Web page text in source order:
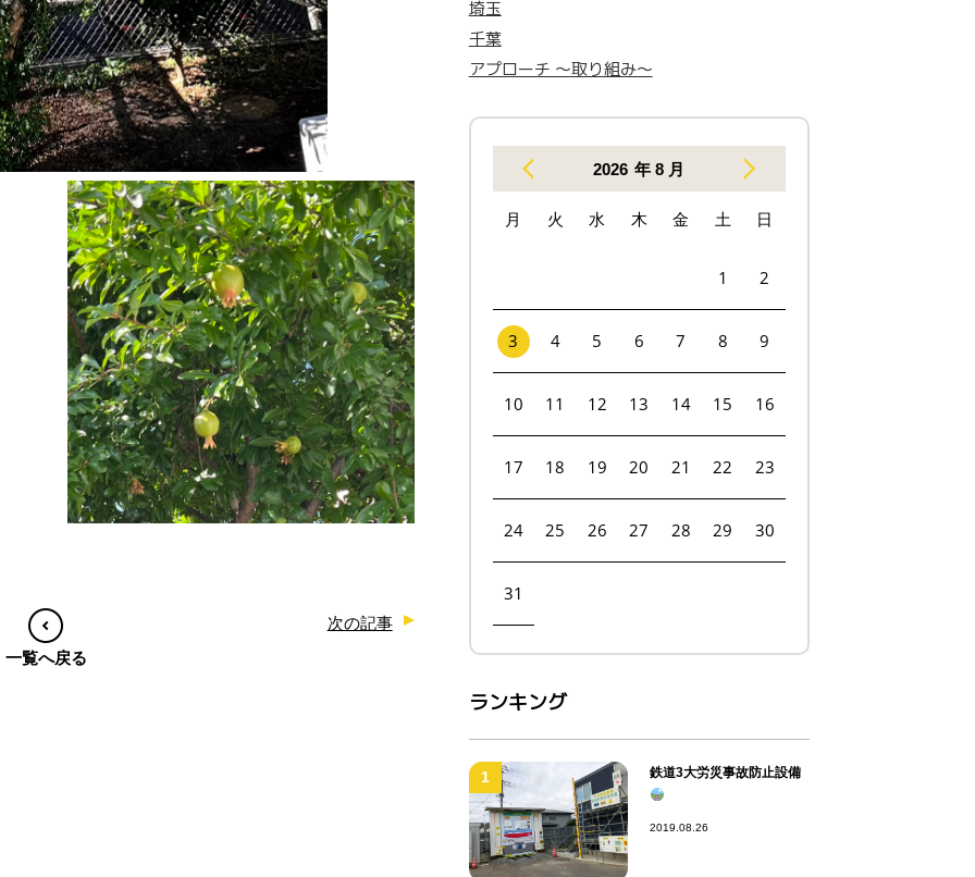
一覧へ戻る
次の記事
埼玉
千葉
アプローチ 〜取り組み〜
年 8 月
2026
月 火 水 木 金 土 日
1 2
3 4 5 6 7 8 9
10 11 12 13 14 15 16
17 18 19 20 21 22 23
24 25 26 27 28 29 30
31
ランキング
1 鉄道3大労災事故防止設備
2019.08.26